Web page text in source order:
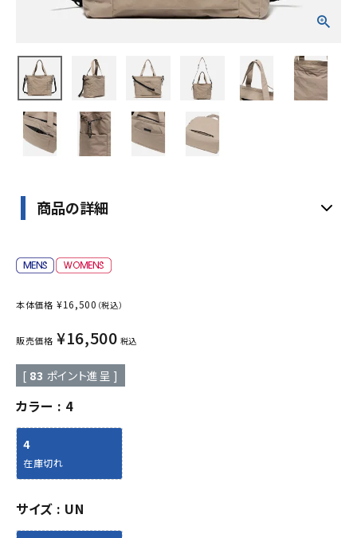
特定商取引法
商品の詳細
本体価格 ¥16,500 （税込）
販売価格 ¥16,500 税込
[ 83 ポイント進呈 ]
カラー 4
4
在庫切れ
サイズ UN